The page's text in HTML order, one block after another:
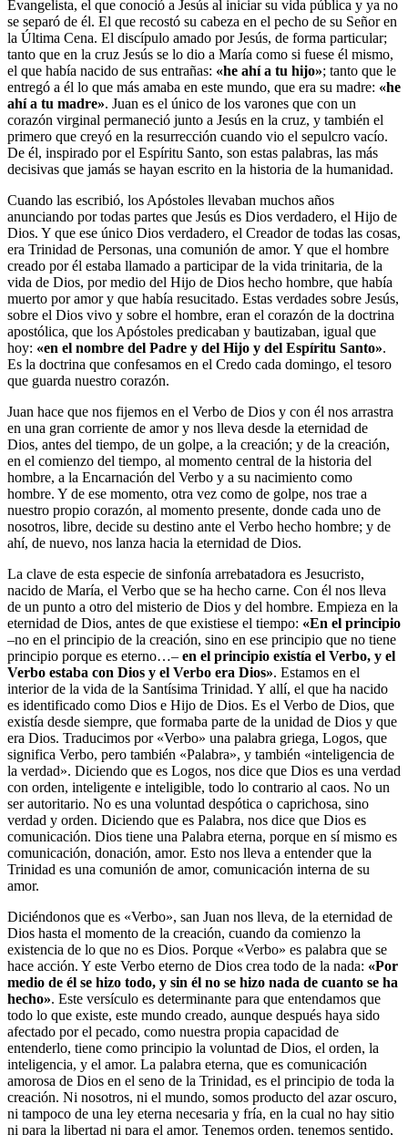
Evangelista, el que conoció a Jesús al iniciar su vida pública y ya no
se separó de él. El que recostó su cabeza en el pecho de su Señor en
la Última Cena. El discípulo amado por Jesús, de forma particular;
tanto que en la cruz Jesús se lo dio a María como si fuese él mismo,
el que había nacido de sus entrañas: «he ahí a tu hijo»; tanto que le
entregó a él lo que más amaba en este mundo, que era su madre: «he
ahí a tu madre». Juan es el único de los varones que con un
corazón virginal permaneció junto a Jesús en la cruz, y también el
primero que creyó en la resurrección cuando vio el sepulcro vacío.
De él, inspirado por el Espíritu Santo, son estas palabras, las más
decisivas que jamás se hayan escrito en la historia de la humanidad.
Cuando las escribió, los Apóstoles llevaban muchos años
anunciando por todas partes que Jesús es Dios verdadero, el Hijo de
Dios. Y que ese único Dios verdadero, el Creador de todas las cosas,
era Trinidad de Personas, una comunión de amor. Y que el hombre
creado por él estaba llamado a participar de la vida trinitaria, de la
vida de Dios, por medio del Hijo de Dios hecho hombre, que había
muerto por amor y que había resucitado. Estas verdades sobre Jesús,
sobre el Dios vivo y sobre el hombre, eran el corazón de la doctrina
apostólica, que los Apóstoles predicaban y bautizaban, igual que
hoy: «en el nombre del Padre y del Hijo y del Espíritu Santo».
Es la doctrina que confesamos en el Credo cada domingo, el tesoro
que guarda nuestro corazón.
Juan hace que nos fijemos en el Verbo de Dios y con él nos arrastra
en una gran corriente de amor y nos lleva desde la eternidad de
Dios, antes del tiempo, de un golpe, a la creación; y de la creación,
en el comienzo del tiempo, al momento central de la historia del
hombre, a la Encarnación del Verbo y a su nacimiento como
hombre. Y de ese momento, otra vez como de golpe, nos trae a
nuestro propio corazón, al momento presente, donde cada uno de
nosotros, libre, decide su destino ante el Verbo hecho hombre; y de
ahí, de nuevo, nos lanza hacia la eternidad de Dios.
La clave de esta especie de sinfonía arrebatadora es Jesucristo,
nacido de María, el Verbo que se ha hecho carne. Con él nos lleva
de un punto a otro del misterio de Dios y del hombre. Empieza en la
eternidad de Dios, antes de que existiese el tiempo: «En el principio
–no en el principio de la creación, sino en ese principio que no tiene
principio porque es eterno…– en el principio existía el Verbo, y el
Verbo estaba con Dios y el Verbo era Dios». Estamos en el
interior de la vida de la Santísima Trinidad. Y allí, el que ha nacido
es identificado como Dios e Hijo de Dios. Es el Verbo de Dios, que
existía desde siempre, que formaba parte de la unidad de Dios y que
era Dios. Traducimos por «Verbo» una palabra griega, Logos, que
significa Verbo, pero también «Palabra», y también «inteligencia de
la verdad». Diciendo que es Logos, nos dice que Dios es una verdad
con orden, inteligente e inteligible, todo lo contrario al caos. No un
ser autoritario. No es una voluntad despótica o caprichosa, sino
verdad y orden. Diciendo que es Palabra, nos dice que Dios es
comunicación. Dios tiene una Palabra eterna, porque en sí mismo es
comunicación, donación, amor. Esto nos lleva a entender que la
Trinidad es una comunión de amor, comunicación interna de su
amor.
Diciéndonos que es «Verbo», san Juan nos lleva, de la eternidad de
Dios hasta el momento de la creación, cuando da comienzo la
existencia de lo que no es Dios. Porque «Verbo» es palabra que se
hace acción. Y este Verbo eterno de Dios crea todo de la nada: «Por
medio de él se hizo todo, y sin él no se hizo nada de cuanto se ha
hecho». Este versículo es determinante para que entendamos que
todo lo que existe, este mundo creado, aunque después haya sido
afectado por el pecado, como nuestra propia capacidad de
entenderlo, tiene como principio la voluntad de Dios, el orden, la
inteligencia, y el amor. La palabra eterna, que es comunicación
amorosa de Dios en el seno de la Trinidad, es el principio de toda la
creación. Ni nosotros, ni el mundo, somos producto del azar oscuro,
ni tampoco de una ley eterna necesaria y fría, en la cual no hay sitio
ni para la libertad ni para el amor. Tenemos orden, tenemos sentido,